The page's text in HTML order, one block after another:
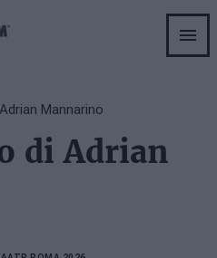
Mannarino
di Adrian